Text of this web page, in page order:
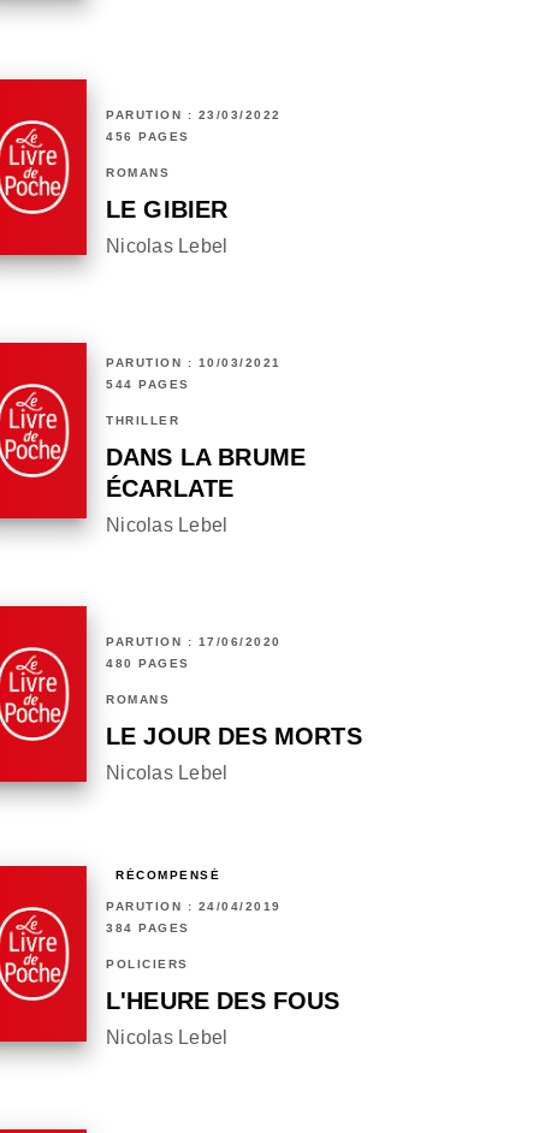
PARUTION : 23/03/2022
456 PAGES
ROMANS
LE GIBIER
Nicolas Lebel
PARUTION : 10/03/2021
544 PAGES
THRILLER
DANS LA BRUME
ÉCARLATE
Nicolas Lebel
PARUTION : 17/06/2020
480 PAGES
ROMANS
LE JOUR DES MORTS
Nicolas Lebel
RÉCOMPENSÉ
PARUTION : 24/04/2019
384 PAGES
POLICIERS
L'HEURE DES FOUS
Nicolas Lebel